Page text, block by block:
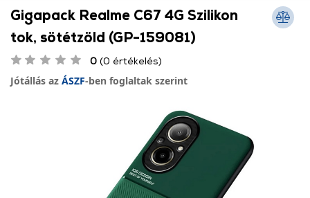
Gigapack Realme C67 4G Szilikon
tok, sötétzöld (GP-159081)
0 (0 értékelés)
Jótállás az ÁSZF-ben foglaltak szerint